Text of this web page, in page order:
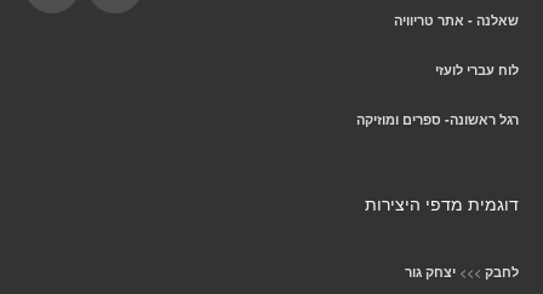
שאלנה - אתר טריוויה
לוח עברי לועזי
רגל ראשונה- ספרים ומוזיקה
דוגמית מדפי היצירות
לחבק >>> יצחק גור